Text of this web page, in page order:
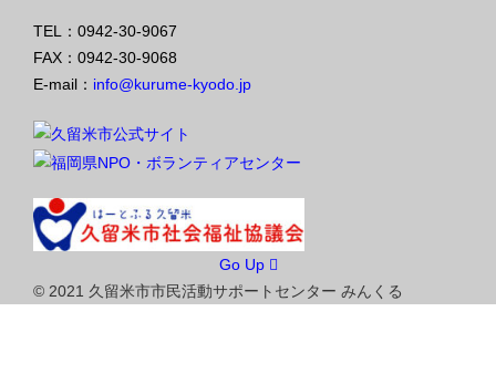
TEL：0942-30-9067
FAX：0942-30-9068
E-mail： info@kurume-kyodo.jp
Go Up
© 2021 久留米市市民活動サポートセンター みんくる